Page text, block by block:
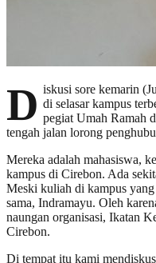
D iskusi sore kemarin
di selasar kampus
pegiat Umah Ramah
tengah jalan lorong
Mereka adalah mahasiswa,
kampus di Cirebon. Ada
Meski kuliah di kampus yang
sama, Indramayu. Oleh
naungan organisasi, Ikatan
Cirebon.
Di tempat itu kami